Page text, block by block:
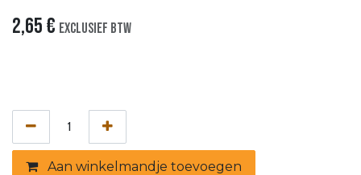
2,65€ Exclusief btw
Aan winkelmandje toevoegen